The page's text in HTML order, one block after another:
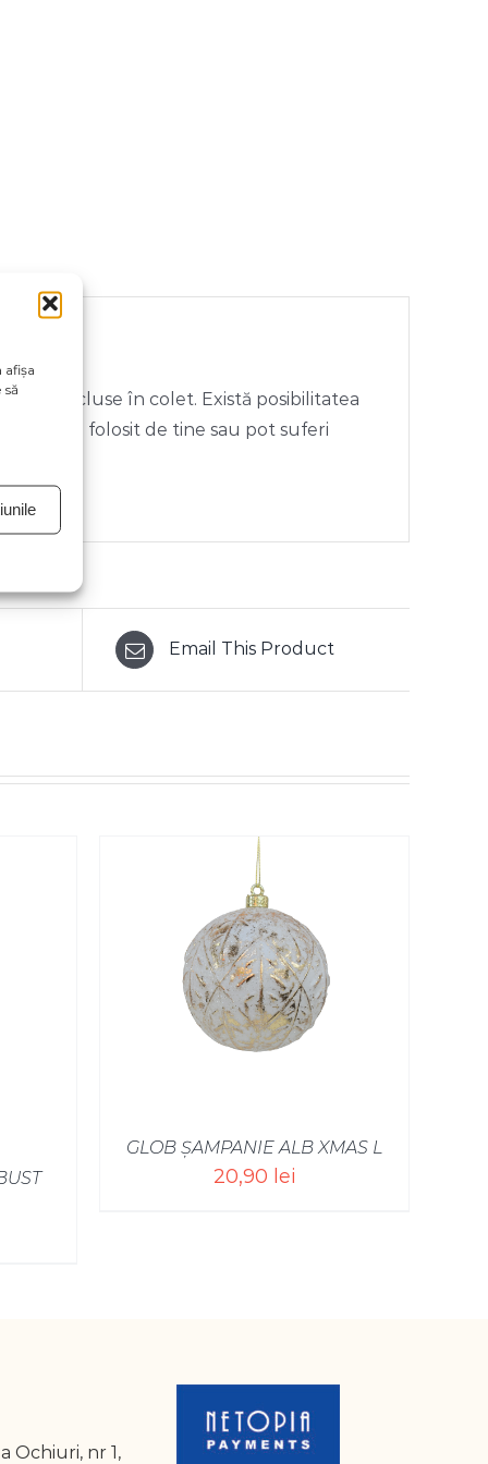
neincluse în colet. Există posibilitatea
vizual folosit de tine sau pot suferi
Email This Product
GLOB ȘAMPANIE ALB XMAS L
20,90 lei
Ochiuri, nr 1,